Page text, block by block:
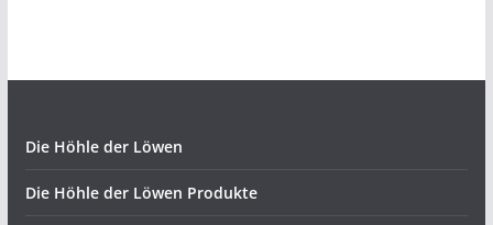
Die Höhle der Löwen
Die Höhle der Löwen Produkte